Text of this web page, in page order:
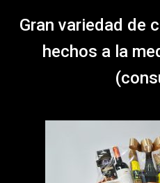
Gran variedad de
hechos a la